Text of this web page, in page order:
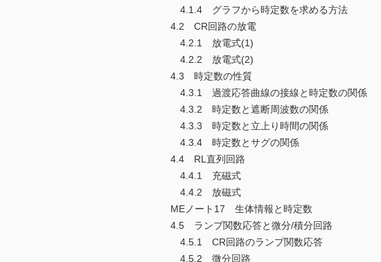
4.1.4 グラフから時定数を求める方法
4.2 CR回路の放電
4.2.1 放電式(1)
4.2.2 放電式(2)
4.3 時定数の性質
4.3.1 過渡応答曲線の接線と時定数の関係
4.3.2 時定数と遮断周波数の関係
4.3.3 時定数と立上り時間の関係
4.3.4 時定数とサグの関係
4.4 RL直列回路
4.4.1 充磁式
4.4.2 放磁式
MEノート17 生体情報と時定数
4.5 ランプ関数応答と微分/積分回路
4.5.1 CR回路のランプ関数応答
4.5.2 微分回路